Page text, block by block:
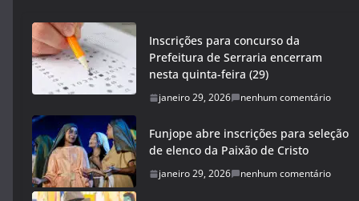
Inscrições para concurso da
Prefeitura de Serraria encerram
nesta quinta-feira (29)
janeiro 29, 2026 nenhum comentário
Funjope abre inscrições para seleção
de elenco da Paixão de Cristo
janeiro 29, 2026 nenhum comentário